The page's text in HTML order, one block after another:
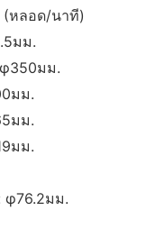
(หลอด/นาที)
มม.
มม.
มม.
มม.
มม.
φ76.2มม.